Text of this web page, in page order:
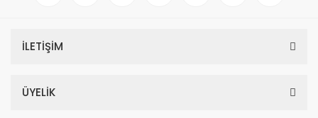
İLETİŞİM
ÜYELİK